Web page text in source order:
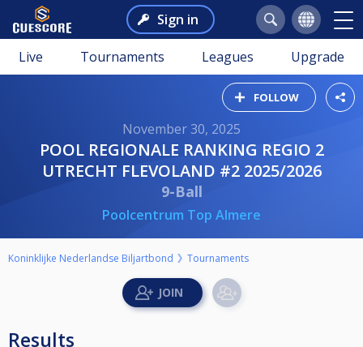
Sign in
Live Tournaments Leagues Upgrade
FOLLOW
November 30, 2025
POOL REGIONALE RANKING REGIO 2
UTRECHT FLEVOLAND #2 2025/2026
9-Ball
Poolcentrum Top Almere
Koninklijke Nederlandse Biljartbond Tournaments
Results